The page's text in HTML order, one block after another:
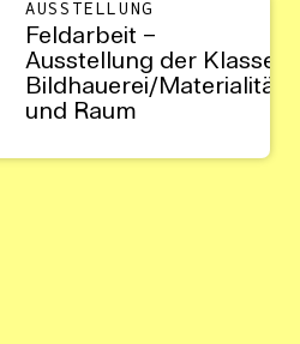
AUSSTELLUNG
Feldarbeit –
Ausstellung der Klasse
Bildhauerei/Materialität
und Raum